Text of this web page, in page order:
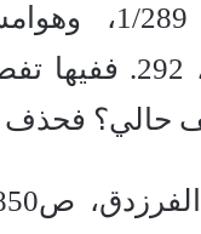
ابن مالك، 1/
1/290، 291، 292.
حالي؟ فحذف